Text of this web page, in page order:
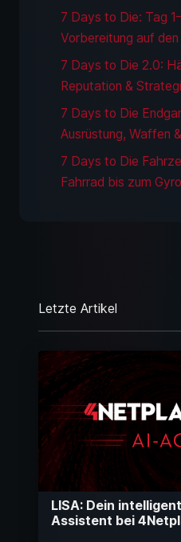
7 Days to Die: Tag
Vorbereitung auf
7 Days to Die 2.0:
Reputation &
7 Days to Die
Ausrüstung, Waffen
7 Days to Die
Fahrrad bis zum
Letzte Artikel
LISA: Dein
Assistent bei